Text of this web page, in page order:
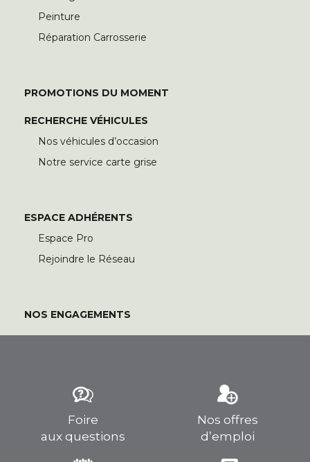
Peinture
Réparation Carrosserie
PROMOTIONS DU MOMENT
RECHERCHE VÉHICULES
Nos véhicules d’occasion
Notre service carte grise
ESPACE ADHÉRENTS
Espace Pro
Rejoindre le Réseau
NOS ENGAGEMENTS
Foire
aux questions
Nos offres
d’emploi